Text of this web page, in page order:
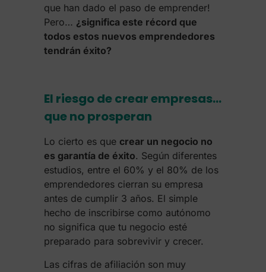
que han dado el paso de emprender!
Pero… ¿significa este récord que
todos estos nuevos emprendedores
tendrán éxito?
El riesgo de crear empresas…
que no prosperan
Lo cierto es que crear un negocio no
es garantía de éxito. Según diferentes
estudios, entre el 60% y el 80% de los
emprendedores cierran su empresa
antes de cumplir 3 años. El simple
hecho de inscribirse como autónomo
no significa que tu negocio esté
preparado para sobrevivir y crecer.
Las cifras de afiliación son muy